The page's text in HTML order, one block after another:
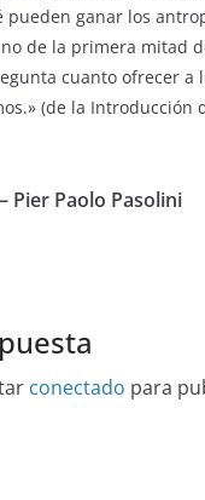
pueden ganar los
de la primera mitad
cuanto ofrecer
(de la Introducción
Pier Paolo Pasolini
conectado para